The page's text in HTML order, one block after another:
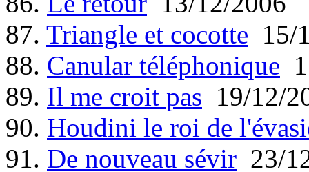
87. Triangle et cocotte 15/
88. Canular téléphonique
89. Il me croit pas 19/12/
90. Houdini le roi de
91. De nouveau sévir 23/